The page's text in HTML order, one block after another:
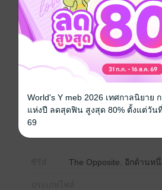
โรงแรม ทว่า... มันกลับมีอีกโฉมหน้
“ ชื่อรหัสผมคือเพชรเพทาย หมายเล
สั่งให้ผมมารับพี่ พี่ไกรวุฒิ ”
ผมอยากจะกู่ตะโกนให้ลั่นฟ้า แต่คงดั
“ กูไม่ไปโว้ย
Boy love / Yaoi
The Opposite. อีกด้านห
World's Y meb 2026 เทศกาลนิยาย
แห่งปี ลดสุดฟิน สูงสุด 80% ตั้งแต่วัน
69